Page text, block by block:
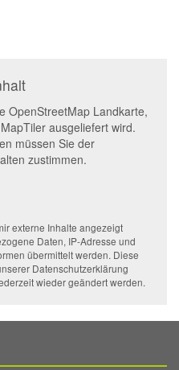
OpenStreetMap Landkarte,
ausgeliefert wird.
müssen Sie der
zustimmen.
externe Inhalte angezeigt
Daten, IP-Adresse und
übermittelt werden. Diese
Datenschutzerklärung
wieder geändert werden.